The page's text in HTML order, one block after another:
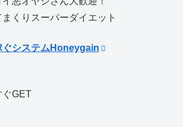
くりスーパーダイエット
ぐシステムHoneygain
ぐGET